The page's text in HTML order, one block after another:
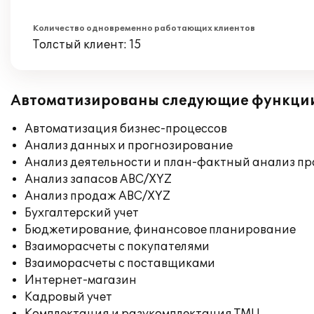
Количество одновременно работающих клиентов
Толстый клиент: 15
Автоматизированы следующие
Автоматизация бизнес-процессов
Анализ данных и прогнозирование
Анализ деятельности и план-фактный анализ
Анализ запасов ABC/XYZ
Анализ продаж ABC/XYZ
Бухгалтерский учет
Бюджетирование, финансовое планирование
Взаиморасчеты с покупателями
Взаиморасчеты с поставщиками
Интернет-магазин
Кадровый учет